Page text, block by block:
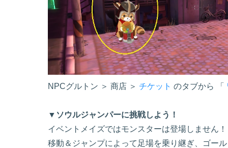
NPCグルトン ＞ 商店 ＞ チケット のタブから 「
▼ソウルジャンパーに挑戦しよう！
イベントメイズではモンスターは登場しません！
移動＆ジャンプによって足場を乗り継ぎ、ゴー